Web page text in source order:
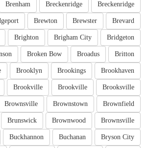
Breckenridge
Breckenridge
Brenham
Brevard
Brewster
Brewton
Bridgeton
Brigham City
Brighton
Britton
Broadus
Broken Bow
Brookhaven
Brookings
Brooklyn
Brooksville
Brookville
Brookville
Brownfield
Brownstown
Brownsville
Brownsville
Brownwood
Brunswick
Bryson City
Buchanan
Buckhannon